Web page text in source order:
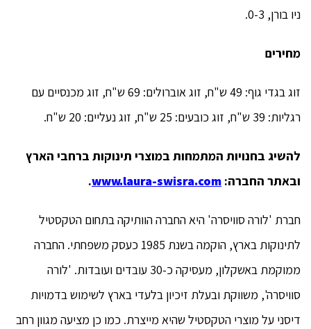
ניו בורן, 0-3.
מחירים
זוג בגדי גוף: 49 ש"ח, זוג אוברולים: 69 ש"ח, זוג מכנסיים עם
רגליות: 39 ש"ח, זוג כובעים: 25 ש"ח, זוג נעליים: 20 ש"ח.
להשיג בחנויות המתמחות במוצרי תינוקות ברחבי הארץ
ובאתר החברה: www.laura-swisra.com
.
חברת 'לורה סוויסרה' היא החברה הוותיקה בתחום הטקסטיל
לתינוקות בארץ, הוקמה בשנת 1985 כעסק משפחתי. החברה
ממוקמת באשקלון, מעסיקה כ-30 עובדים ועובדות. 'לורה
סוויסרה', משווקת ובעלת זיכיון בלעדי בארץ לשימוש בדמויות
דיסני על מוצרי הטקסטיל שהיא מייצרת. כמו כן מציעה מגוון רחב